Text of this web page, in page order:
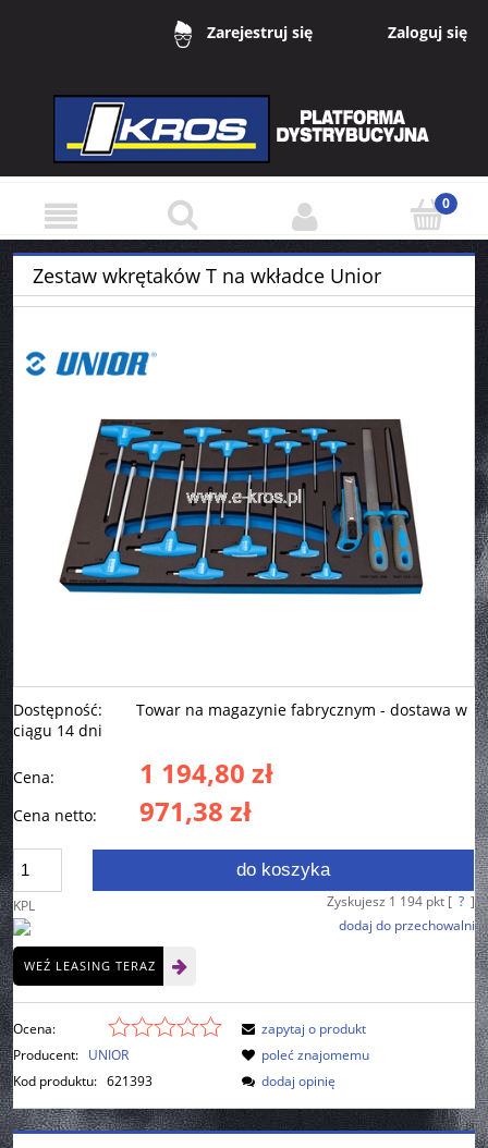
Zarejestruj się Zaloguj się
Zestaw wkrętaków T na wkładce Unior
Dostępność:
Towar na magazynie fabrycznym - dostawa w
ciągu 14 dni
Cena: 1 194,80 zł
Cena netto: 971,38 zł
KPL
do koszyka
Zyskujesz 1 194pkt [ ? ]
dodaj do przechowalni
WEŹ LEASING TERAZ
Ocena:
Producent: UNIOR
Kod produktu: 621393
zapytaj o produkt
poleć znajomemu
dodaj opinię